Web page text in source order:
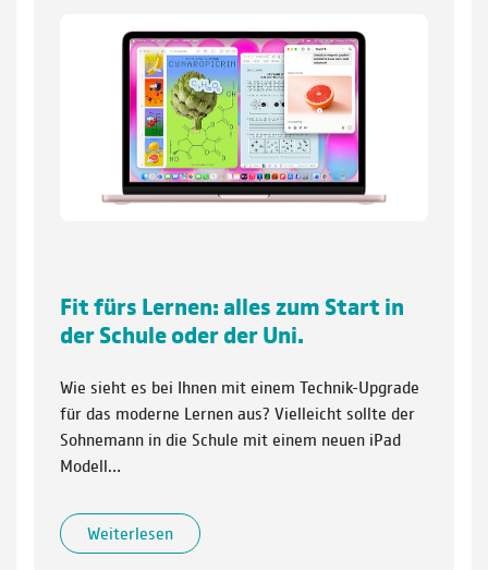
Fit fürs Lernen: alles zum Start in
der Schule oder der Uni.
Wie sieht es bei Ihnen mit einem Technik-Upgrade
für das moderne Lernen aus? Vielleicht sollte der
Sohnemann in die Schule mit einem neuen iPad
Modell…
Weiterlesen